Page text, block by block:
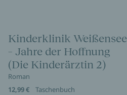
Kinderklinik Weißensee
– Jahre der Hoffnung
(Die Kinderärztin 2)
Roman
12,99 €
Taschenbuch